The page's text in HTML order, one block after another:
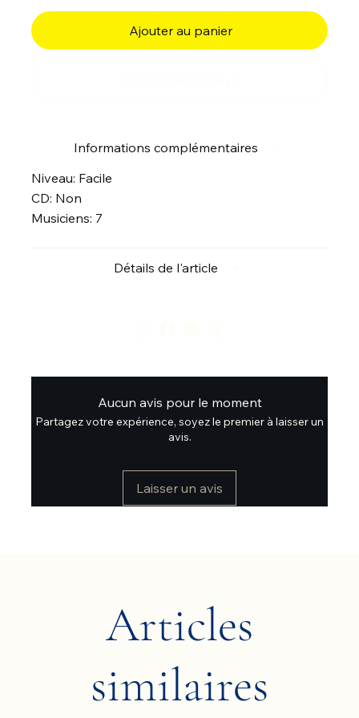
Ajouter au panier
Informations complémentaires
Niveau: Facile
CD: Non
Musiciens: 7
Détails de l'article
Aucun avis pour le moment
Partagez votre expérience, soyez le premier à laisser un
avis.
Laisser un avis
Articles
similaires